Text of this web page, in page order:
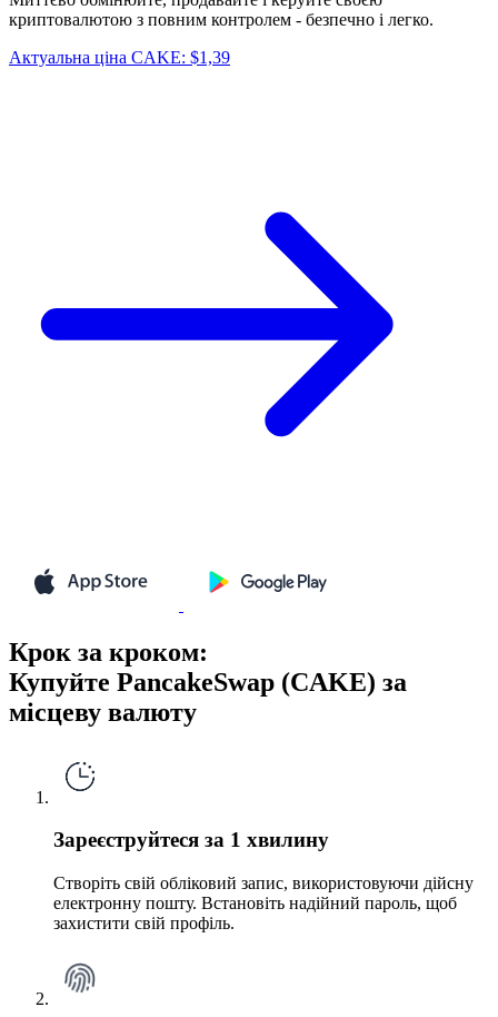
криптовалютою з повним контролем - безпечно і легко.
Актуальна ціна CAKE: $1,39
Крок за кроком:
Купуйте PancakeSwap (CAKE) за
місцеву валюту
Зареєструйтеся за 1 хвилину
Створіть свій обліковий запис, використовуючи дійсну
електронну пошту. Встановіть надійний пароль, щоб
захистити свій профіль.